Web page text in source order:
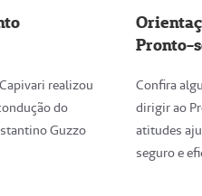
realizou
do
Guzzo
Pronto-
Confira
dirigir ao
atitudes
seguro e